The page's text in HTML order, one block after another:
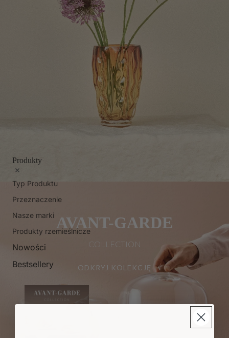
Produkty
Typ Produktu
Przeznaczenie
Nasze marki
Produkty rzemieślnicze
Nowości
Bestsellery
AVANT-GARDE
COLLECTION
ODKRYJ KOLEKCJĘ